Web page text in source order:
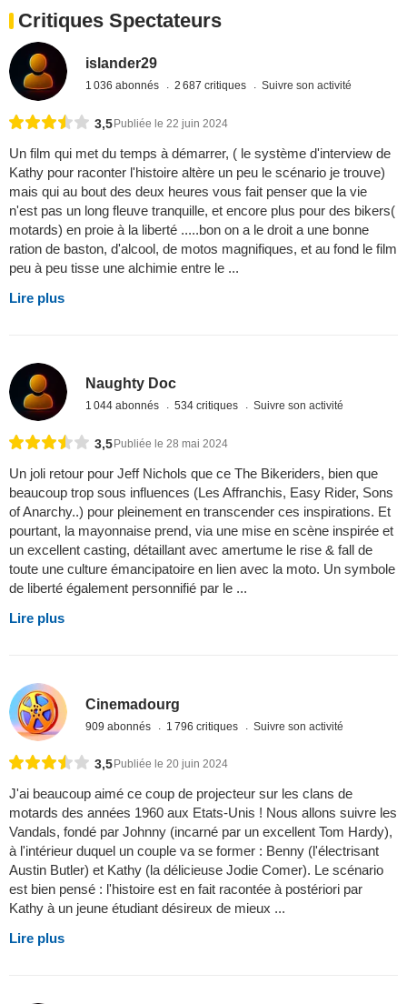
Critiques Spectateurs
islander29
1 036 abonnés 2 687 critiques Suivre son activité
3,5Publiée le 22 juin 2024
Un film qui met du temps à démarrer, ( le système d'interview de
Kathy pour raconter l'histoire altère un peu le scénario je trouve)
mais qui au bout des deux heures vous fait penser que la vie
n'est pas un long fleuve tranquille, et encore plus pour des bikers(
motards) en proie à la liberté .....bon on a le droit a une bonne
ration de baston, d'alcool, de motos magnifiques, et au fond le film
peu à peu tisse une alchimie entre le ...
Lire plus
Naughty Doc
1 044 abonnés 534 critiques Suivre son activité
3,5 Publiée le 28 mai 2024
Un joli retour pour Jeff Nichols que ce The Bikeriders, bien que
beaucoup trop sous influences (Les Affranchis, Easy Rider, Sons
of Anarchy..) pour pleinement en transcender ces inspirations. Et
pourtant, la mayonnaise prend, via une mise en scène inspirée et
un excellent casting, détaillant avec amertume le rise & fall de
toute une culture émancipatoire en lien avec la moto. Un symbole
de liberté également personnifié par le ...
Lire plus
Cinemadourg
909 abonnés 1 796 critiques Suivre son activité
3,5 Publiée le 20 juin 2024
J'ai beaucoup aimé ce coup de projecteur sur les clans de
motards des années 1960 aux Etats-Unis ! Nous allons suivre les
Vandals, fondé par Johnny (incarné par un excellent Tom Hardy),
à l'intérieur duquel un couple va se former : Benny (l'électrisant
Austin Butler) et Kathy (la délicieuse Jodie Comer). Le scénario
est bien pensé : l'histoire est en fait racontée à postériori par
Kathy à un jeune étudiant désireux de mieux ...
Lire plus